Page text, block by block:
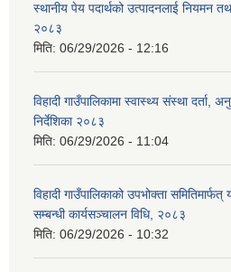
स्थानीय पेय पदार्थको उत्पादनलाई नियमन
२०८३
मिति: 06/29/2026 - 12:16
विहादी गाउँपालिकामा स्वास्थ्य संस्था दर्ता,
निर्देशिका २०८३
मिति: 06/29/2026 - 11:04
विहादी गाउँपालिकाको उपभोक्ता
सम्बन्धी कार्यसञ्चालन विधि, २०८३
मिति: 06/29/2026 - 10:32